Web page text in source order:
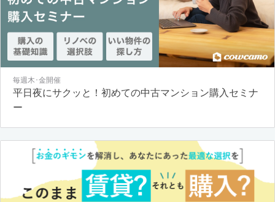
毎週木･金開催
平日夜にサクッと！初めての中古マンション購入セミナ
ー